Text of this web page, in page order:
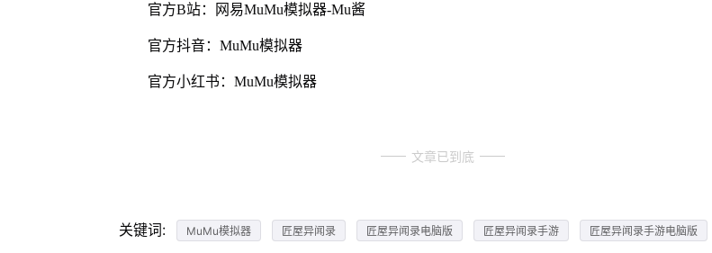
官方B站：网易MuMu模拟器-Mu酱
官方抖音：MuMu模拟器
官方小红书：MuMu模拟器
文章已到底
关键词: MuMu模拟器 匠屋异闻录 匠屋异闻录电脑版 匠屋异闻录手游 匠屋异闻录手游电脑版